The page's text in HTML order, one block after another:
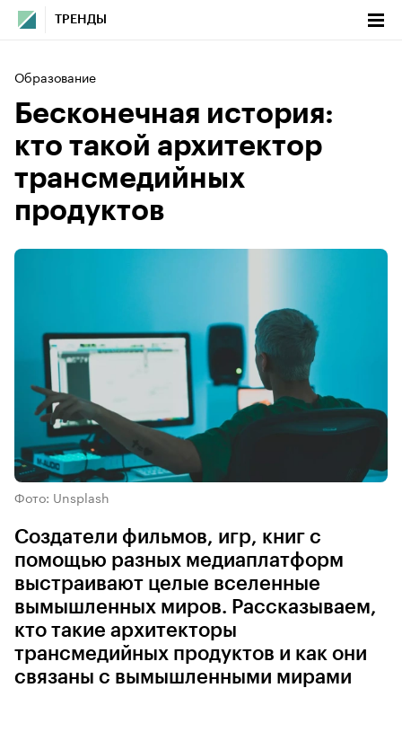
ТРЕНДЫ
Образование
Бесконечная история:
кто такой архитектор
трансмедийных
продуктов
Фото: Unsplash
Создатели фильмов, игр, книг с
помощью разных медиаплатформ
выстраивают целые вселенные
вымышленных миров. Рассказываем,
кто такие архитекторы
трансмедийных продуктов и как они
связаны с вымышленными мирами